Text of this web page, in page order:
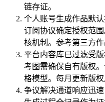
链存证。
个人账号生成作品默
订阅协议确定授权范
核机制。参考第三方
平台内容库已过滤受
考图需确保自有版权
格模型。每月更新版权
争议解决通道响应迅